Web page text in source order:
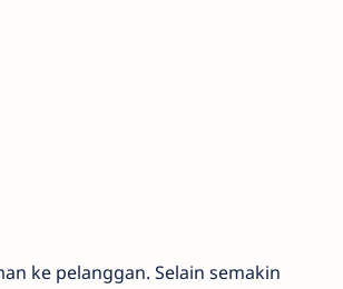
ke pelanggan. Selain semakin